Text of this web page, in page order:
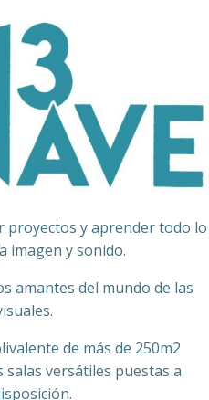
proyectos y aprender todo lo
imagen y sonido.
amantes del mundo de las
de más de 250m2
versátiles puestas a